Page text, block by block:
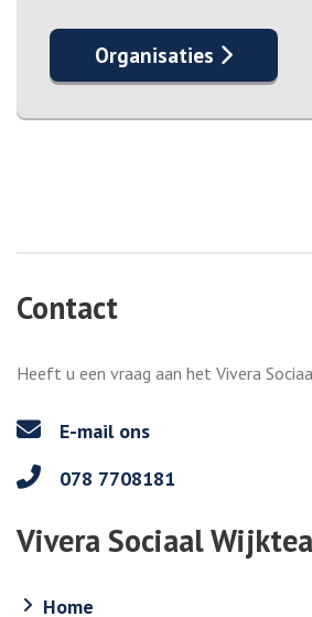
Organisaties
Contact
Heeft u een vraag aan het Vivera
E-mail ons
078 7708181
Vivera Sociaal
Home